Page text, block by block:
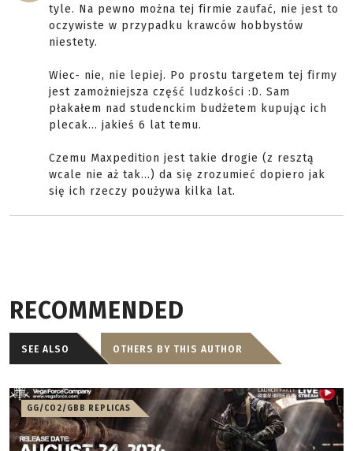
tyle. Na pewno można tej firmie zaufać, nie jest to
oczywiste w przypadku krawców hobbystów
niestety.
Wiec- nie, nie lepiej. Po prostu targetem tej firmy
jest zamożniejsza część ludzkości :D. Sam
płakałem nad studenckim budżetem kupując ich
plecak... jakieś 6 lat temu.
Czemu Maxpedition jest takie drogie (z resztą
wcale nie aż tak...) da się zrozumieć dopiero jak
się ich rzeczy poużywa kilka lat.
RECOMMENDED
SEE ALSO OTHERS BY THIS AUTHOR
GG/CO2/GBB REPLICAS